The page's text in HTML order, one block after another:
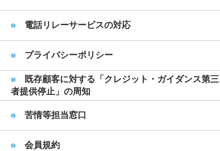
電話リレーサービスの対応
プライバシーポリシー
既存顧客に対する「クレジット・ガイダンス第三
者提供停止」の周知
苦情等担当窓口
会員規約